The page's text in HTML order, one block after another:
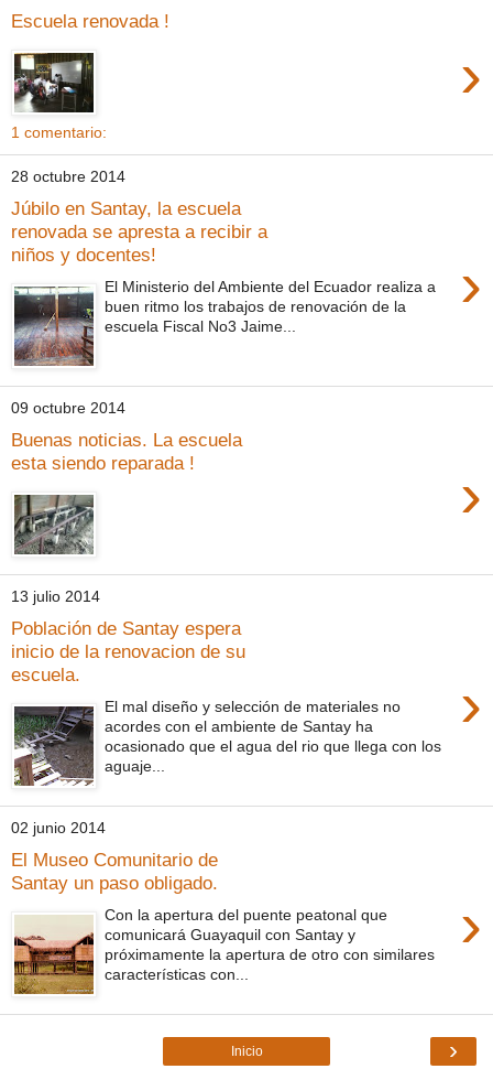
Escuela renovada !
›
1 comentario:
28 octubre 2014
Júbilo en Santay, la escuela
renovada se apresta a recibir a
niños y docentes!
›
El Ministerio del Ambiente del Ecuador realiza a
buen ritmo los trabajos de renovación de la
escuela Fiscal No3 Jaime...
09 octubre 2014
Buenas noticias. La escuela
esta siendo reparada !
›
13 julio 2014
Población de Santay espera
inicio de la renovacion de su
escuela.
›
El mal diseño y selección de materiales no
acordes con el ambiente de Santay ha
ocasionado que el agua del rio que llega con los
aguaje...
02 junio 2014
El Museo Comunitario de
Santay un paso obligado.
›
Con la apertura del puente peatonal que
comunicará Guayaquil con Santay y
próximamente la apertura de otro con similares
características con...
›
Inicio